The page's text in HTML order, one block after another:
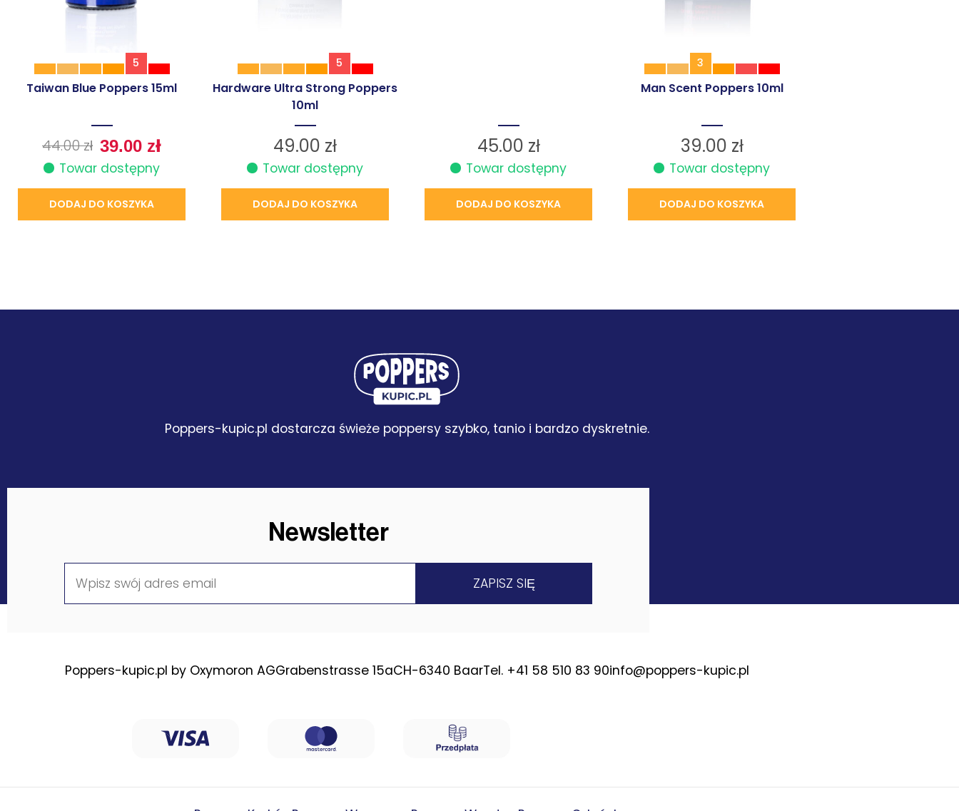
5
Taiwan Blue Poppers 15ml
44.00zł 39.00 zł
Towar dostępny
DODAJ DO KOSZYKA
5
Hardware Ultra Strong Poppers
10ml
49.00 zł
Towar dostępny
DODAJ DO KOSZYKA
45.00 zł
Towar dostępny
DODAJ DO KOSZYKA
3
Man Scent Poppers 10ml
39.00 zł
Towar dostępny
DODAJ DO KOSZYKA
Poppers-kupic.pl dostarcza świeże poppersy szybko, tanio i bardzo dyskretnie.
Newsletter
Poppers-kupic.pl by Oxymoron AGGrabenstrasse 15aCH-6340 BaarTel. +41 58 510 83 90info@poppers-kupic.pl